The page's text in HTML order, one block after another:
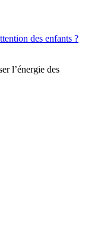
des enfants ?
l’énergie des